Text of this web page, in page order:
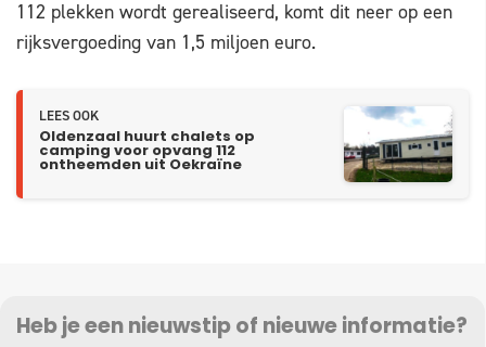
112 plekken wordt gerealiseerd, komt dit neer op een
rijksvergoeding van 1,5 miljoen euro.
LEES OOK
Oldenzaal huurt chalets op
camping voor opvang 112
ontheemden uit Oekraïne
Heb je een nieuwstip of nieuwe informatie?